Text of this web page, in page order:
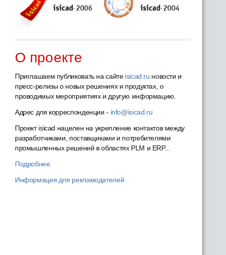
О проекте
Приглашаем публиковать на сайте isicad.ru новости и
пресс-релизы о новых решениях и продуктах, о
проводимых мероприятиях и другую информацию.
Адрес для корреспонденции - info@isicad.ru
Проект isicad нацелен на укрепление контактов между
разработчиками, поставщиками и потребителями
промышленных решений в областях PLM и ERP...
Подробнее
Информация для рекламодателей